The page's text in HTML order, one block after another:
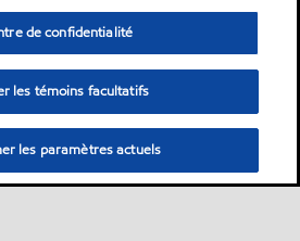
de confidentialité
les témoins facultatifs
les paramètres actuels